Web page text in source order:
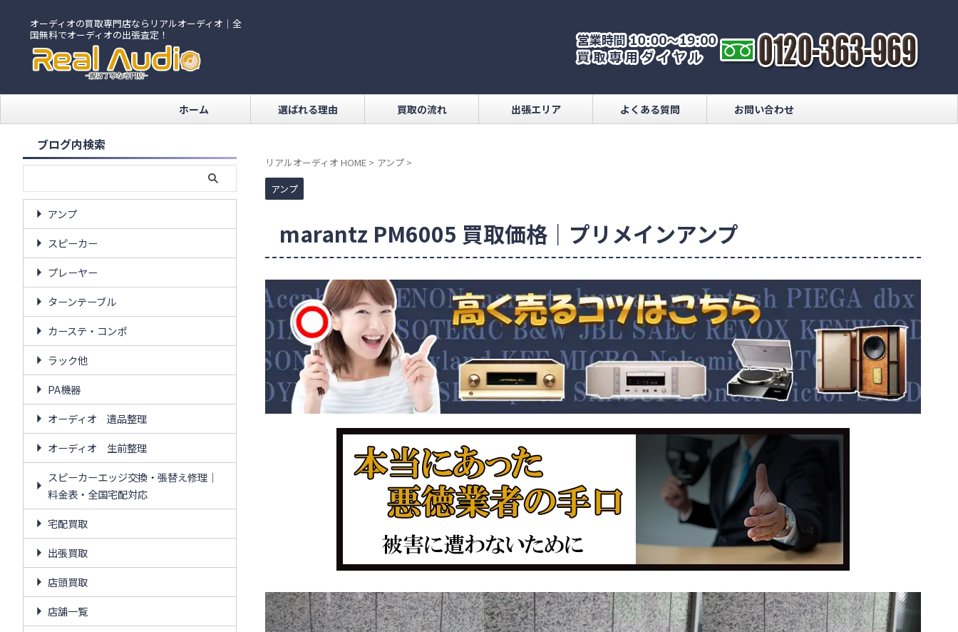
オーディオの買取専門店ならリアルオーディオ｜全
国無料でオーディオの出張査定！
ホーム 選ばれる理由 買取の流れ 出張エリア よくある質問 お問い合わせ
リアルオーディオ HOME > アンプ >
アンプ
marantz PM6005 買取価格｜プリメインアンプ
ブログ内検索
アンプ
スピーカー
プレーヤー
ターンテーブル
カーステ・コンポ
ラック他
PA機器
オーディオ 遺品整理
オーディオ 生前整理
スピーカーエッジ交換・張替え修理｜
料金表・全国宅配対応
宅配買取
出張買取
店頭買取
店舗一覧